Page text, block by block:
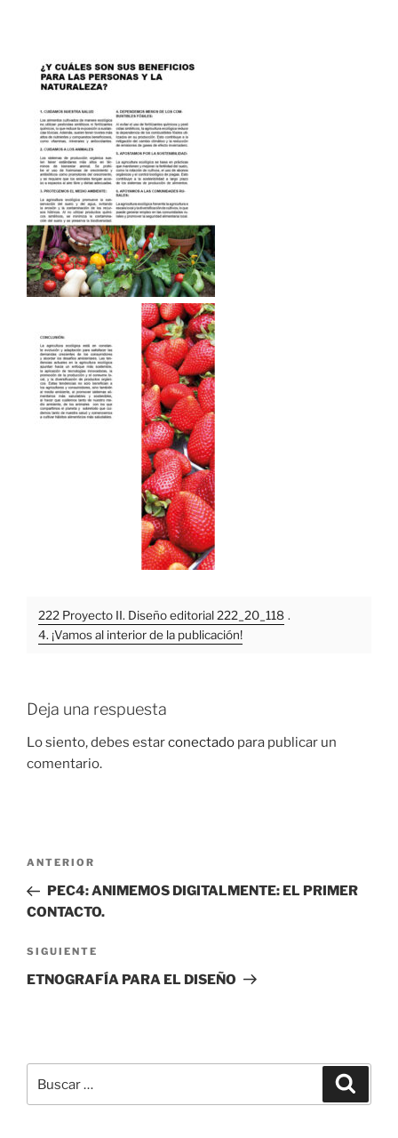
222 Proyecto II. Diseño editorial 222_20_118 .
4. ¡Vamos al interior de la publicación!
Deja una respuesta
Lo siento, debes estarconectado para publicar un
comentario.
Navegación
entradas
Entrada
anterior:
ANTERIOR
PEC4: ANIMEMOS DIGITALMENTE: EL PRIMER
CONTACTO.
Siguiente
entrada
SIGUIENTE
ETNOGRAFÍA PARA EL DISEÑO
por: